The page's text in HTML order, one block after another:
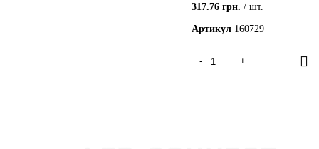
317.76 грн.
шт.
Артикул 160729